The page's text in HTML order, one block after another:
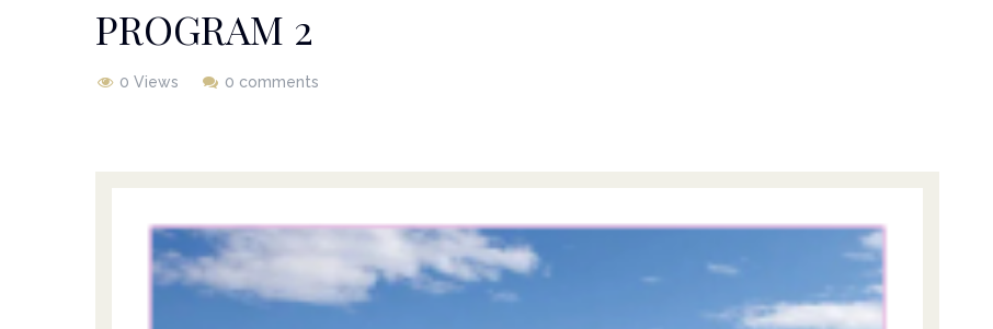
PROGRAM 2
0 Views 0 comments